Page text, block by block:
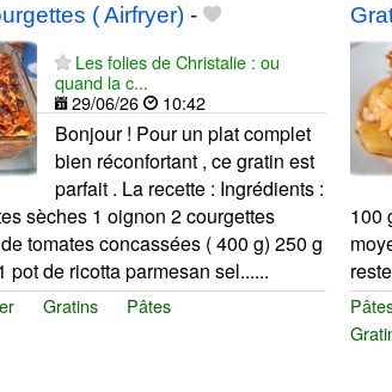
( Airfryer) -
Les folies de Christalie : ou
quand la c...
29/06/26
10:42
Bonjour ! Pour un plat complet
bien réconfortant , ce gratin est
parfait . La recette : Ingrédients :
sèches 1 oignon 2 courgettes
tomates concassées ( 400 g) 250 g
pot de ricotta parmesan sel......
Gratins Pâtes
100